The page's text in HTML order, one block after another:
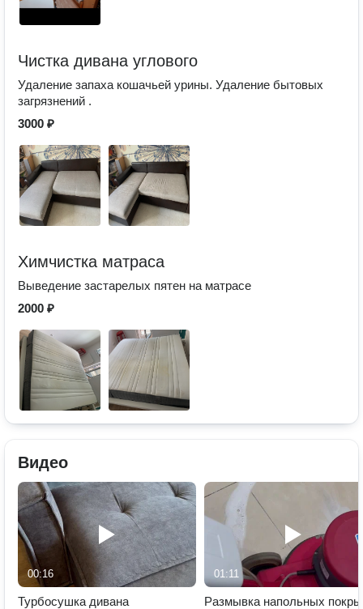
Чистка дивана углового
Удаление запаха кошачьей урины. Удаление бытовых
загрязнений .
3000 ₽
Химчистка матраса
Выведение застарелых пятен на матрасе
2000 ₽
Видео
00:16
Турбосушка дивана
01:11
Размывка напольных